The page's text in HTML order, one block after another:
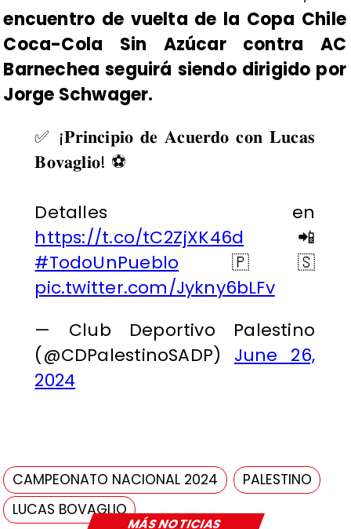
MÁS NOTICIAS
encuentro de vuelta de la Copa Chile
Coca-Cola Sin Azúcar contra AC
Barnechea seguirá siendo dirigido por
Jorge Schwager.
✅ ¡𝐏𝐫𝐢𝐧𝐜𝐢𝐩𝐢𝐨 𝐝𝐞 𝐀𝐜𝐮𝐞𝐫𝐝𝐨 𝐜𝐨𝐧 𝐋𝐮𝐜𝐚𝐬
𝐁𝐨𝐯𝐚𝐠𝐥𝐢𝐨! ⚽️
Detalles en
https://t.co/tC2ZjXK46d 📲
#TodoUnPueblo 🇵🇸
pic.twitter.com/Jykny6bLFv
— Club Deportivo Palestino
(@CDPalestinoSADP) June 26,
2024
CAMPEONATO NACIONAL 2024
PALESTINO
LUCAS BOVAGLIO